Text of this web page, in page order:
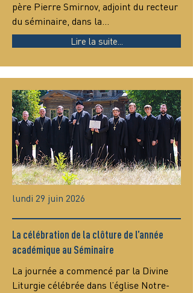
père Pierre Smirnov, adjoint du recteur
du séminaire, dans la…
Lire la suite...
lundi 29 juin 2026
La célébration de la clôture de l’année
académique au Séminaire
La journée a commencé par la Divine
Liturgie célébrée dans l’église Notre-